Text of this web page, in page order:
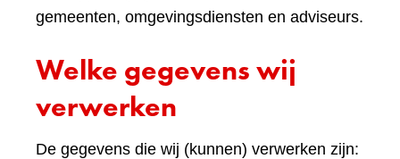
gemeenten, omgevingsdiensten en adviseurs.
Welke gegevens wij
verwerken
De gegevens die wij (kunnen) verwerken zijn: